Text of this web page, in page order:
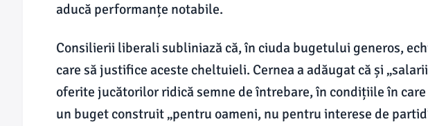
aducă performanțe notabile.
Consilierii liberali subliniază că, în ciuda bugetului generos,
care să justifice aceste cheltuieli. Cernea a adăugat că și
oferite jucătorilor ridică semne de întrebare, în condițiile în care
un buget construit „pentru oameni, nu pentru interese de